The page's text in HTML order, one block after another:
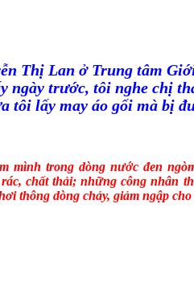
Thị Lan ở Trung tâm
ngày trước, tôi nghe chị
tôi lấy may áo gối mà bị
mình trong dòng nước đen
chất thải; những công nhân
thông dòng chảy, giảm ngập cho